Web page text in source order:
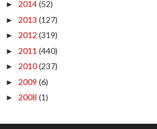
► 2014(52)
► 2013 (127)
► 2012 (319)
► 2011 (440)
► 2010(237)
► 2009 (6)
► 2008 (1)